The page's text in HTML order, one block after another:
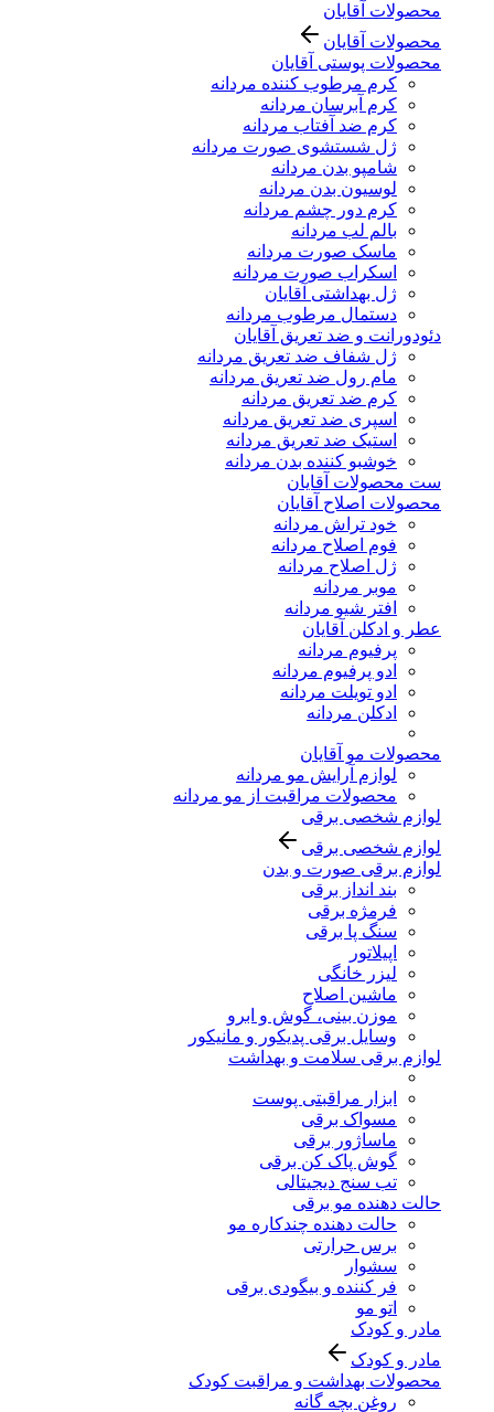
محصولات آقایان
محصولات آقایان
محصولات پوستی آقایان
کرم مرطوب کننده مردانه
کرم آبرسان مردانه
کرم ضد آفتاب مردانه
ژل شستشوی صورت مردانه
شامپو بدن مردانه
لوسیون بدن مردانه
کرم دور چشم مردانه
بالم لب مردانه
ماسک صورت مردانه
اسکراب صورت مردانه
ژل بهداشتی آقایان
دستمال مرطوب مردانه
دئودورانت و ضد تعریق آقایان
ژل شفاف ضد تعریق مردانه
مام رول ضد تعریق مردانه
کرم ضد تعریق مردانه
اسپری ضد تعریق مردانه
استیک ضد تعریق مردانه
خوشبو کننده بدن مردانه
ست محصولات آقایان
محصولات اصلاح آقایان
خود تراش مردانه
فوم اصلاح مردانه
ژل اصلاح مردانه
موبر مردانه
افتر شیو مردانه
عطر و ادکلن آقایان
پرفیوم مردانه
ادو پرفیوم مردانه
ادو تویلت مردانه
ادکلن مردانه
محصولات مو آقایان
لوازم آرایش مو مردانه
محصولات مراقبت از مو مردانه
لوازم شخصی برقی
لوازم شخصی برقی
لوازم برقی صورت و بدن
بند انداز برقی
فرمژه برقی
سنگ پا برقی
اپیلاتور
لیزر خانگی
ماشین اصلاح
موزن بینی، گوش و ابرو
وسایل برقی پدیکور و مانیکور
لوازم برقی سلامت و بهداشت
ابزار مراقبتی پوست
مسواک برقی
ماساژور برقی
گوش پاک کن برقی
تب سنج دیجیتالی
حالت دهنده مو برقی
حالت دهنده چندکاره مو
برس حرارتی
سشوار
فر کننده و بیگودی برقی
اتو مو
مادر و کودک
مادر و کودک
محصولات بهداشت و مراقبت کودک
روغن بچه گانه